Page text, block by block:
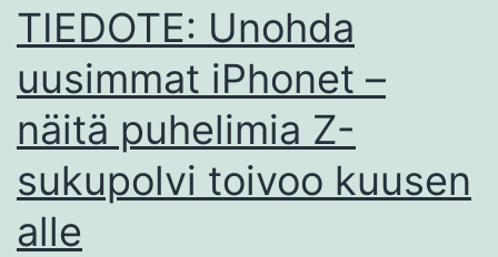
TIEDOTE: Unohda
uusimmat iPhonet –
näitä puhelimia Z-
sukupolvi toivoo kuusen
alle